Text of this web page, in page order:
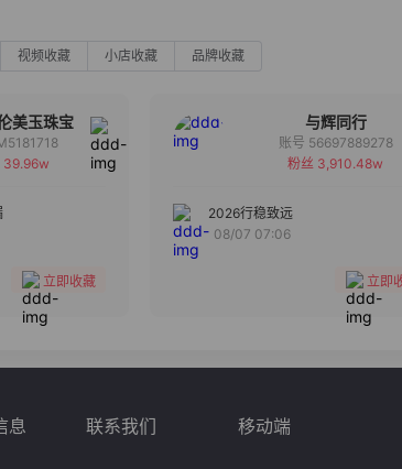
视频收藏 小店收藏 品牌收藏
美玉珠宝
注
组
号 M5181718
39.96w
立即收藏
与辉同行
备注
账号 56697889278
粉丝 3,910.48w
2026行稳致远
08/07 07:06
立即
息 联系我们 移动端